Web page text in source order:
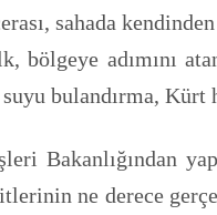
sahada
bölgeye adımını
bulandırma, Kürt
Bakanlığından
ne derece